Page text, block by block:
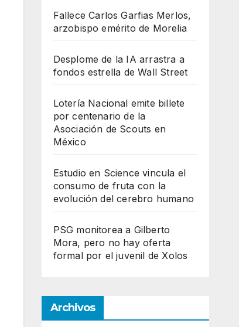
Fallece Carlos Garfias Merlos,
arzobispo emérito de Morelia
Desplome de la IA arrastra a
fondos estrella de Wall Street
Lotería Nacional emite billete
por centenario de la
Asociación de Scouts en
México
Estudio en Science vincula el
consumo de fruta con la
evolución del cerebro humano
PSG monitorea a Gilberto
Mora, pero no hay oferta
formal por el juvenil de Xolos
Archivos